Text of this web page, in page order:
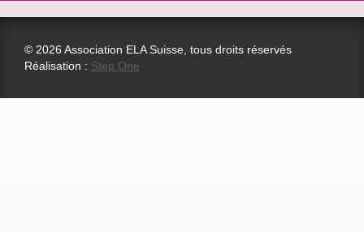
© 2026 Association ELA Suisse, tous droits réservés
Réalisation : Step One